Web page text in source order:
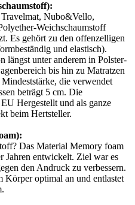
Nubo&Vello,
Weichschaumstoff
Es gehört zu den offenzelligen
und elastisch).
längst unter anderem in Polster-
bis hin zu Matratzen
die verwendet
beträgt 5 cm. Die
Hergestellt und als ganze
beim Hertsteller.
Das Material Memory foam
Jahren entwickelt. Ziel war es
den Andruck zu verbessern.
Körper optimal an und entlastet